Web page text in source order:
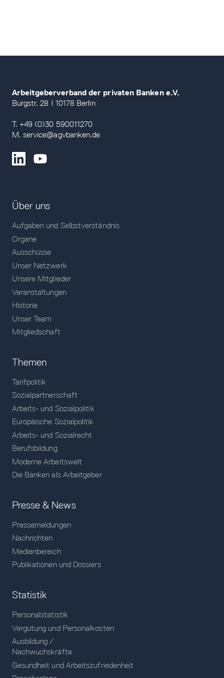
Arbeitgeberverband der privaten Banken e.V.
Burgstr. 28 | 10178 Berlin
T. +49 (0)30 590011270
M. service@agvbanken.de
Über uns
Aufgaben und Selbstverständnis
Organe
Ausschüsse
Unser Netzwerk
Unsere Mitglieder
Veranstaltungen
Historie
Unser Team
Mitgliedschaft
Themen
Tarifpolitik
Sozialpartnerschaft
Arbeits- und Sozialpolitik
Europäische Sozialpolitik
Arbeits- und Sozialrecht
Berufsbildung
Moderne Arbeitswelt
Die Banken als Arbeitgeber
Presse & News
Pressemeldungen
Nachrichten
Medienbereich
Publikationen und Dossiers
Statistik
Personalstatistik
Vergütung und Personalkosten
Ausbildung /
Nachwuchskräfte
Gesundheit und Arbeitszufriedenheit